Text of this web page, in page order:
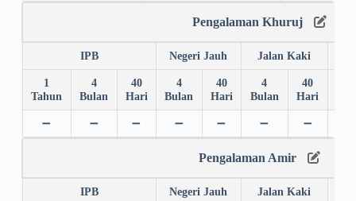
Pengalaman Khuruj
IPB Negeri Jauh Jalan Kaki
1
Tahun
4
Bulan
40
Hari
4
Bulan
40
Hari
4
Bulan
40
Hari
➖ ➖ ➖ ➖ ➖ ➖ ➖
Pengalaman Amir
IPB Negeri Jauh Jalan Kaki